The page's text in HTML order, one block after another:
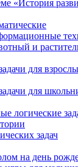
«История
и
для
для
логические
задач
на день